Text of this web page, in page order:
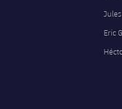
Eric